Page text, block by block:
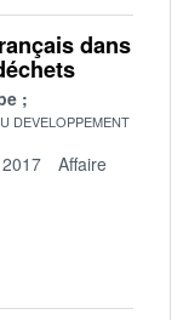
dans
DEVELOPPEMENT
Affaire